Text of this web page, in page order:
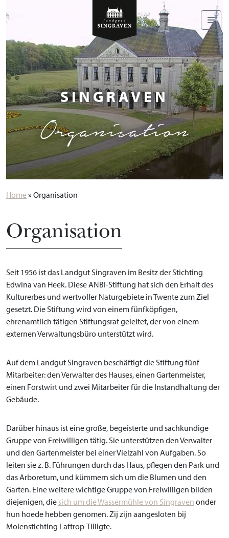
SINGRAVEN
Organisation
Home» Organisation
Organisation
Seit 1956 ist das Landgut Singraven im Besitz der Stichting
Edwina van Heek. Diese ANBI-Stiftung hat sich den Erhalt des
Kulturerbes und wertvoller Naturgebiete in Twente zum Ziel
gesetzt. Die Stiftung wird von einem fünfköpfigen,
ehrenamtlich tätigen Stiftungsrat geleitet, der von einem
externen Verwaltungsbüro unterstützt wird.
Auf dem Landgut Singraven beschäftigt die Stiftung fünf
Mitarbeiter: den Verwalter des Hauses, einen Gartenmeister,
einen Forstwirt und zwei Mitarbeiter für die Instandhaltung der
Gebäude.
Darüber hinaus ist eine große, begeisterte und sachkundige
Gruppe von Freiwilligen tätig. Sie unterstützen den Verwalter
und den Gartenmeister bei einer Vielzahl von Aufgaben. So
leiten sie z. B. Führungen durch das Haus, pflegen den Park und
das Arboretum, und kümmern sich um die Blumen und den
Garten. Eine weitere wichtige Gruppe von Freiwilligen bilden
diejenigen, die sich um die Wassermühle von Singraven onder
hun hoede hebben genomen. Zij zijn aangesloten bij
Molenstichting Lattrop-Tilligte.